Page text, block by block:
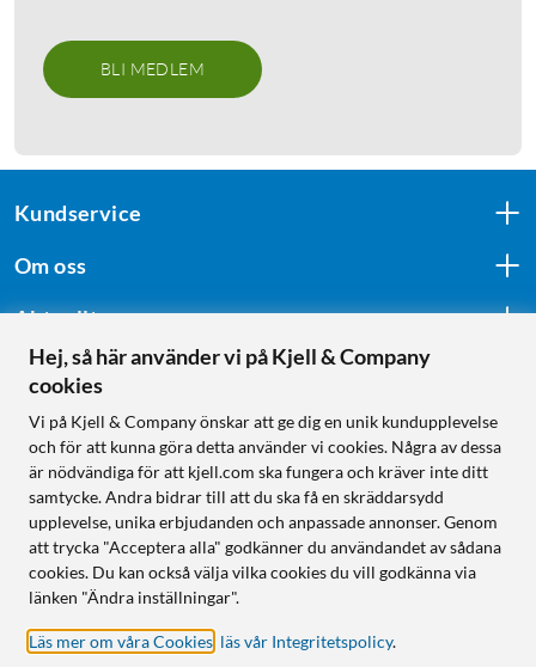
BLI MEDLEM
Kundservice
Om oss
Aktuellt
Följ oss
Handla från:
Sverige
Norge
Hej, så här använder vi på Kjell & Company
cookies
Vi på Kjell & Company önskar att ge dig en unik kundupplevelse
och för att kunna göra detta använder vi cookies. Några av dessa
är nödvändiga för att kjell.com ska fungera och kräver inte ditt
samtycke. Andra bidrar till att du ska få en skräddarsydd
upplevelse, unika erbjudanden och anpassade annonser. Genom
att trycka "Acceptera alla" godkänner du användandet av sådana
cookies. Du kan också välja vilka cookies du vill godkänna via
länken "Ändra inställningar".
Läs mer om våra Cookies läs vår Integritetspolicy.